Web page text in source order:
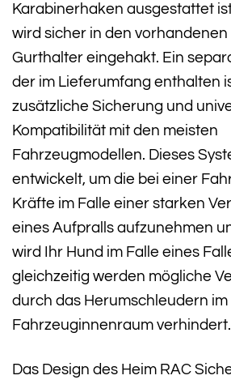
Karabinerhaken ausgestattet
wird sicher in den
Gurthalter eingehakt. Ein
der im Lieferumfang enthalten
zusätzliche Sicherung und
Kompatibilität mit den meisten
Fahrzeugmodellen. Dieses
entwickelt, um die bei einer
Kräfte im Falle einer starken
eines Aufpralls aufzunehmen
wird Ihr Hund im Falle eines
gleichzeitig werden mögliche
durch das Herumschleudern im
Fahrzeuginnenraum verhindert.
Das Design des Heim RAC